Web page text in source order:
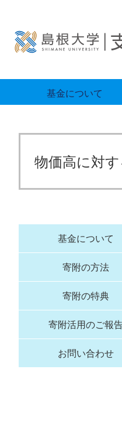
基金について
物価高に対
基金について
寄附の方法
寄附の特典
寄附活用のご報
お問い合わせ